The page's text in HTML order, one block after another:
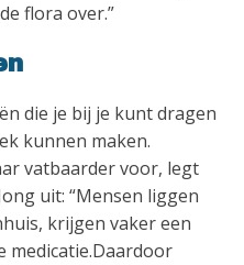
flora over.”
die je bij je kunt dragen
kunnen maken.
vatbaarder voor, legt
uit: “Mensen liggen
krijgen vaker een
medicatie.Daardoor